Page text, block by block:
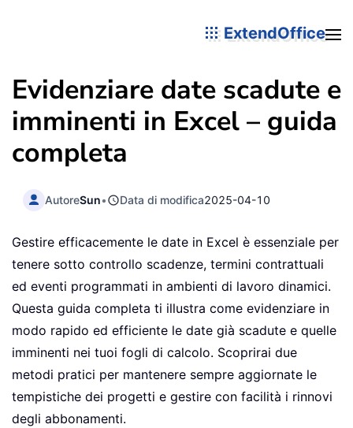
ExtendOffice
Evidenziare date scadute e
imminenti in Excel – guida
completa
AutoreSun• Data di modifica2025-04-10
Gestire efficacemente le date in Excel è essenziale per
tenere sotto controllo scadenze, termini contrattuali
ed eventi programmati in ambienti di lavoro dinamici.
Questa guida completa ti illustra come evidenziare in
modo rapido ed efficiente le date già scadute e quelle
imminenti nei tuoi fogli di calcolo. Scoprirai due
metodi pratici per mantenere sempre aggiornate le
tempistiche dei progetti e gestire con facilità i rinnovi
degli abbonamenti.